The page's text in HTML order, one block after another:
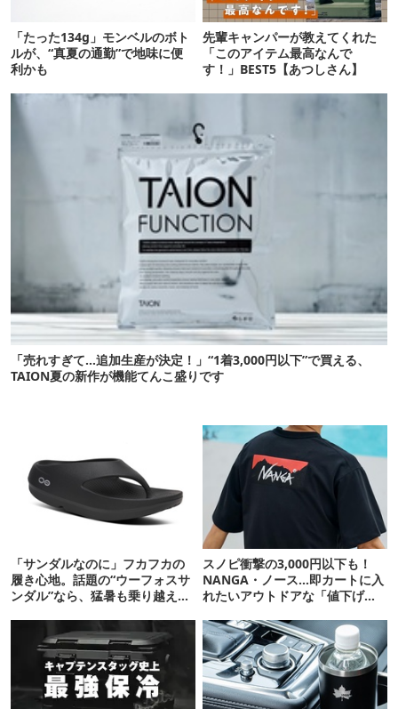
「たった134g」モンベルのボト
ルが、“真夏の通勤”で地味に便
利かも
先輩キャンパーが教えてくれた
「このアイテム最高なんで
す！」BEST5【あつしさん】
「売れすぎて…追加生産が決定！」“1着3,000円以下”で買える、
TAION夏の新作が機能てんこ盛りです
「サンダルなのに」フカフカの
履き心地。話題の“ウーフォスサ
ンダル”なら、猛暑も乗り越えら
スノピ衝撃の3,000円以下も！
NANGA・ノース…即カートに入
れたいアウトドアな「値下げ夏